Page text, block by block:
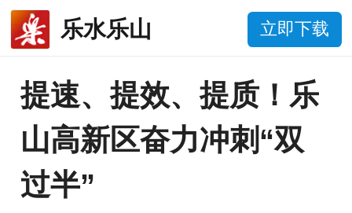
乐水乐山 立即下载
提速、提效、提质！乐
山高新区奋力冲刺“双
过半”